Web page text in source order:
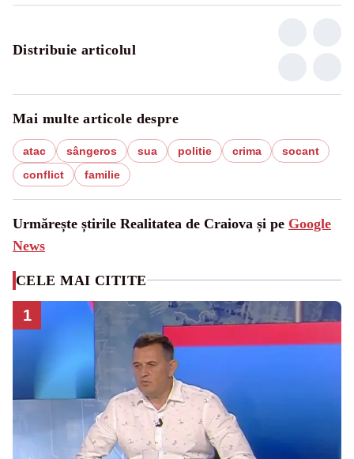
Distribuie articolul
Mai multe articole despre
atac sângeros sua politie crima
socant
conflict
familie
Urmărește știrile Realitatea de Craiova și pe Google
News
CELE MAI CITITE
1